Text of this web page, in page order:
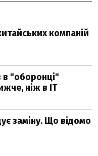
компаній
в "оборонці"
ніж в IT
заміну. Що відомо